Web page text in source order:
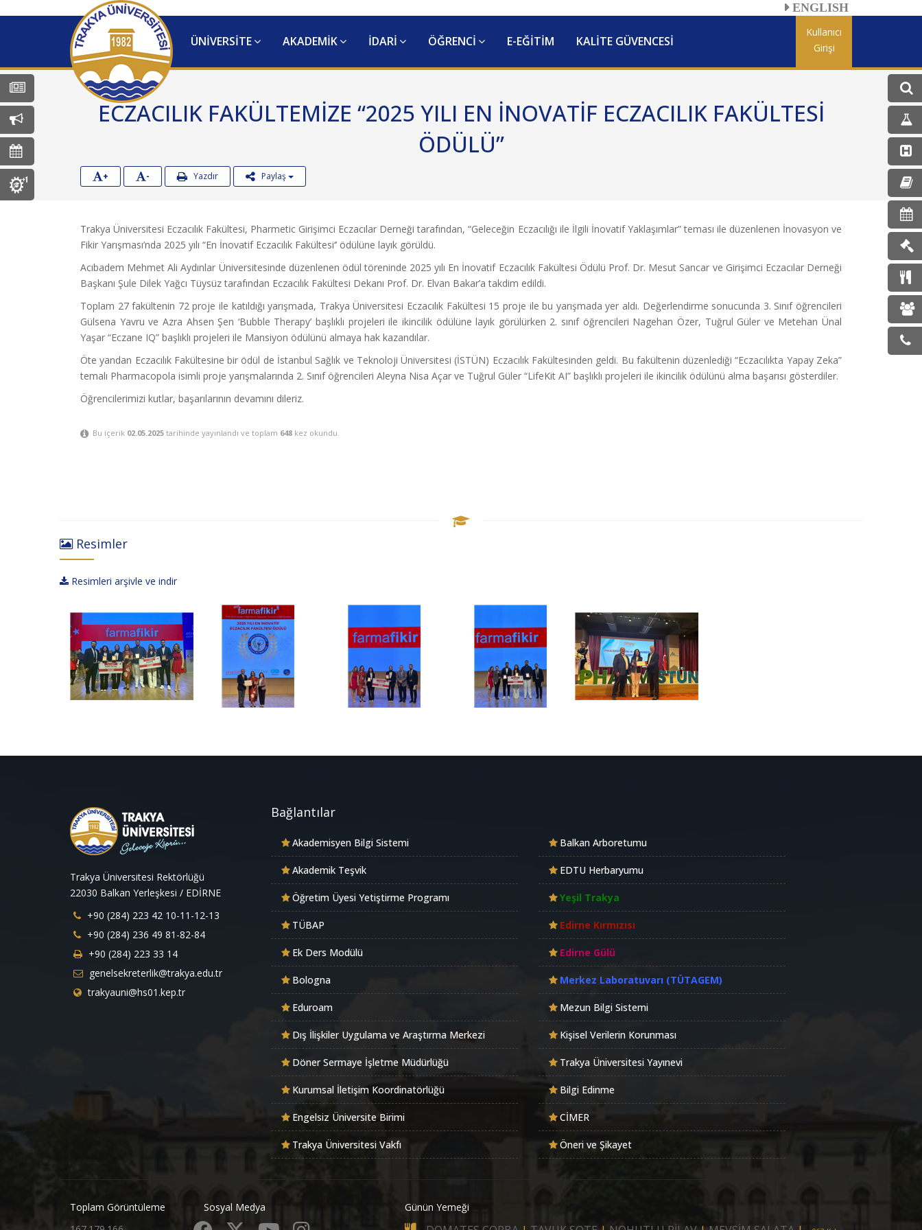
ENGLISH
ÜNİVERSİTE AKADEMİK İDARİ ÖĞRENCİ E-EĞİTİM KALİTE GÜVENCESİ
Kullanıcı
Girişi
Tüm Haberler
Tüm Duyurular
MEYOK Koordinatörlüğü
ECZACILIK FAKÜLTEMİZE “2025 YILI EN İNOVATİF ECZACILIK FAKÜLTESİ
ÖDÜLÜ”
+ - Yazdır Paylaş
Trakya Üniversitesi Eczacılık Fakültesi, Pharmetic Girişimci Eczacılar Derneği tarafından, “Geleceğin Eczacılığı ile İlgili İnovatif Yaklaşımlar” teması ile düzenlenen İnovasyon ve
Fikir Yarışması’nda 2025 yılı “En İnovatif Eczacılık Fakültesi‘’ ödülüne layık görüldü.
Acıbadem Mehmet Ali Aydınlar Üniversitesinde düzenlenen ödül töreninde 2025 yılı En İnovatif Eczacılık Fakültesi Ödülü Prof. Dr. Mesut Sancar ve Girişimci Eczacılar Derneği
Başkanı Şule Dilek Yağcı Tüysüz tarafından Eczacılık Fakültesi Dekanı Prof. Dr. Elvan Bakar’a takdim edildi.
Toplam 27 fakültenin 72 proje ile katıldığı yarışmada, Trakya Üniversitesi Eczacılık Fakültesi 15 proje ile bu yarışmada yer aldı. Değerlendirme sonucunda 3. Sınıf öğrencileri
Gülsena Yavru ve Azra Ahsen Şen ‘Bubble Therapy’ başlıklı projeleri ile ikincilik ödülüne layık görülürken 2. sınıf öğrencileri Nagehan Özer, Tuğrul Güler ve Metehan Ünal
Yaşar “Eczane IQ” başlıklı projeleri ile Mansiyon ödülünü almaya hak kazandılar.
Öte yandan Eczacılık Fakültesine bir ödül de İstanbul Sağlık ve Teknoloji Üniversitesi (İSTÜN) Eczacılık Fakültesinden geldi. Bu fakültenin düzenlediği “Eczacılıkta Yapay Zeka”
temalı Pharmacopola isimli proje yarışmalarında 2. Sınıf öğrencileri Aleyna Nisa Açar ve Tuğrul Güler “LifeKit AI” başlıklı projeleri ile ikincilik ödülünü alma başarısı gösterdiler.
Öğrencilerimizi kutlar, başarılarının devamını dileriz.
Bu içerik 02.05.2025 tarihinde yayınlandı ve toplam 648 kez okundu.
Resimler
Resimleri arşivle ve indir
Trakya Üniversitesi Rektörlüğü
22030 Balkan Yerleşkesi / EDİRNE
+90 (284) 223 42 10-11-12-13
+90 (284) 236 49 81-82-84
+90 (284) 223 33 14
genelsekreterlik@trakya.edu.tr
trakyauni@hs01.kep.tr
Bağlantılar
Akademisyen Bilgi Sistemi
Akademik Teşvik
Öğretim Üyesi Yetiştirme Programı
TÜBAP
Ek Ders Modülü
Bologna
Eduroam
Dış İlişkiler Uygulama ve Araştırma Merkezi
Döner Sermaye İşletme Müdürlüğü
Kurumsal İletişim Koordinatörlüğü
Engelsiz Üniversite Birimi
Trakya Üniversitesi Vakfı
Balkan Arboretumu
EDTU Herbaryumu
Yeşil Trakya
Edirne Kırmızısı
Edirne Gülü
Merkez Laboratuvarı (TÜTAGEM)
Mezun Bilgi Sistemi
Kişisel Verilerin Korunması
Trakya Üniversitesi Yayınevi
Bilgi Edinme
CİMER
Öneri ve Şikayet
Toplam Görüntüleme
Sosyal Medya Günün Yemeği